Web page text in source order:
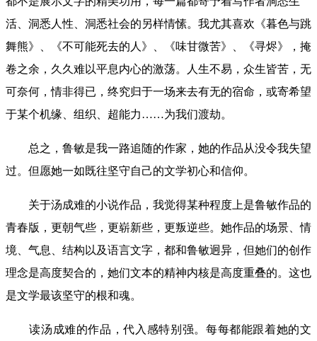
活、洞悉人性、洞悉社会的另样情愫。我尤其喜欢《暮色与跳
舞熊》、《不可能死去的人》、《味甘微苦》、《寻烬》，掩
卷之余，久久难以平息内心的激荡。人生不易，众生皆苦，无
可奈何，情非得已，终究归于一场来去有无的宿命，或寄希望
于某个机缘、组织、超能力……为我们渡劫。
总之，鲁敏是我一路追随的作家，她的作品从没令我失望
过。但愿她一如既往坚守自己的文学初心和信仰。
关于汤成难的小说作品，我觉得某种程度上是鲁敏作品的
青春版，更朝气些，更崭新些，更叛逆些。她作品的场景、情
境、气息、结构以及语言文字，都和鲁敏迥异，但她们的创作
理念是高度契合的，她们文本的精神内核是高度重叠的。这也
是文学最该坚守的根和魂。
读汤成难的作品，代入感特别强。每每都能跟着她的文